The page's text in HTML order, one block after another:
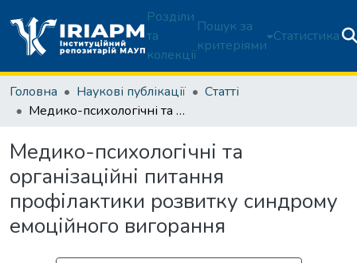
Розділи
та
колекції
Пошук за
критеріями
Статистика
Головна Наукові публікації
Статті
Медико-психологічні та організаційні питання профілактики розвитку синдрому емоційного вигорання
Медико-психологічні та
організаційні питання
профілактики розвитку синдрому
емоційного вигорання